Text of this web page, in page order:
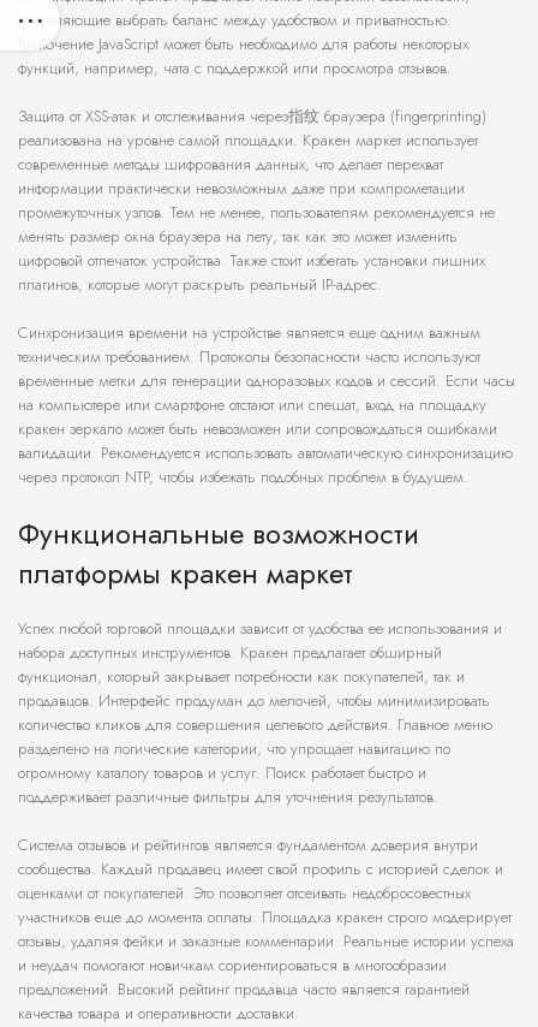
позволяющие выбрать баланс между удобством и приватностью.
Включение JavaScript может быть необходимо для работы некоторых
функций, например, чата с поддержкой или просмотра отзывов.
Защита от XSS-атак и отслеживания через指纹 браузера (fingerprinting)
реализована на уровне самой площадки. Кракен маркет использует
современные методы шифрования данных, что делает перехват
информации практически невозможным даже при компрометации
промежуточных узлов. Тем не менее, пользователям рекомендуется не
менять размер окна браузера на лету, так как это может изменить
цифровой отпечаток устройства. Также стоит избегать установки лишних
плагинов, которые могут раскрыть реальный IP-адрес.
Синхронизация времени на устройстве является еще одним важным
техническим требованием. Протоколы безопасности часто используют
временные метки для генерации одноразовых кодов и сессий. Если часы
на компьютере или смартфоне отстают или спешат, вход на площадку
кракен зеркало может быть невозможен или сопровождаться ошибками
валидации. Рекомендуется использовать автоматическую синхронизацию
через протокол NTP, чтобы избежать подобных проблем в будущем.
Функциональные возможности
платформы кракен маркет
Успех любой торговой площадки зависит от удобства ее использования и
набора доступных инструментов. Кракен предлагает обширный
функционал, который закрывает потребности как покупателей, так и
продавцов. Интерфейс продуман до мелочей, чтобы минимизировать
количество кликов для совершения целевого действия. Главное меню
разделено на логические категории, что упрощает навигацию по
огромному каталогу товаров и услуг. Поиск работает быстро и
поддерживает различные фильтры для уточнения результатов.
Система отзывов и рейтингов является фундаментом доверия внутри
сообщества. Каждый продавец имеет свой профиль с историей сделок и
оценками от покупателей. Это позволяет отсеивать недобросовестных
участников еще до момента оплаты. Площадка кракен строго модерирует
отзывы, удаляя фейки и заказные комментарии. Реальные истории успеха
и неудач помогают новичкам сориентироваться в многообразии
предложений. Высокий рейтинг продавца часто является гарантией
качества товара и оперативности доставки.